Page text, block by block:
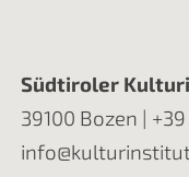
Südtiroler
39100 Bozen |